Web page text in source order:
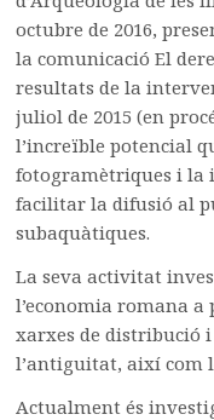
octubre de 2016,
la comunicació El
resultats de la
juliol de 2015 (en
l’increïble potencial
fotogramètriques i la
facilitar la difusió al
subaquàtiques.
La seva activitat
l’economia romana
xarxes de distribució
l’antiguitat, així com
Actualment és